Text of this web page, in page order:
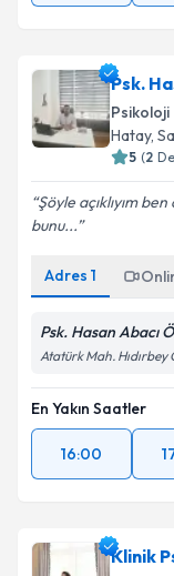
Psk.
Psikoloji
Hatay,
5 (2
Şöyle açıklıyım
bunu...
Adres 1
Psk. Hasan Abacı
Atatürk Mah. Hıdırbey
En Yakın Saatler
16:00
Klinik